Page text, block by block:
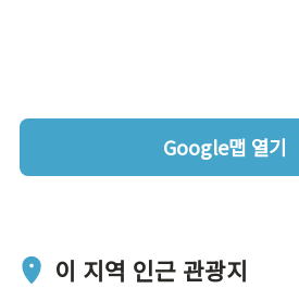
Google맵 열기
이 지역 인근 관광지